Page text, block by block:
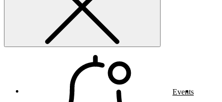
Events